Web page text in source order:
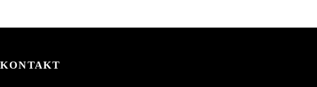
KONTAKT